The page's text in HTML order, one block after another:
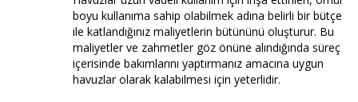
boyu kullanıma sahip olabilmek adına belirli bir bütçe
ile katlandığınız maliyetlerin bütününü oluşturur. Bu
maliyetler ve zahmetler göz önüne alındığında süreç
içerisinde bakımlarını yaptırmanız amacına uygun
havuzlar olarak kalabilmesi için yeterlidir.